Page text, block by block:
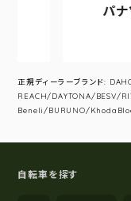
パナソニッ
正規ディーラーブランド:
REACH/DAYTONA/BESV/
Beneli/BURUNO/
自転車を探す